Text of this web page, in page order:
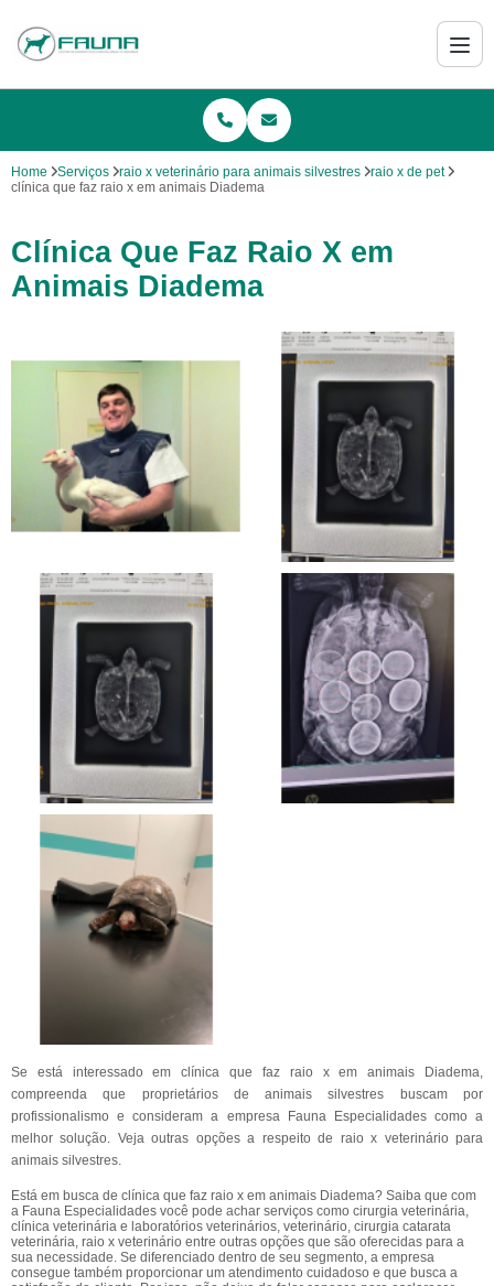
Home Serviços raio x veterinário para animais silvestres
raio x de pet
clínica que faz raio x em animais Diadema
Clínica Que Faz Raio X em
Animais Diadema
Se está interessado em clínica que faz raio x em animais Diadema,
compreenda que proprietários de animais silvestres buscam por
profissionalismo e consideram a empresa Fauna Especialidades como a
melhor solução. Veja outras opções a respeito de raio x veterinário para
animais silvestres.
Está em busca de clínica que faz raio x em animais Diadema? Saiba que com
a Fauna Especialidades você pode achar serviços como cirurgia veterinária,
clínica veterinária e laboratórios veterinários, veterinário, cirurgia catarata
veterinária, raio x veterinário entre outras opções que são oferecidas para a
sua necessidade. Se diferenciado dentro de seu segmento, a empresa
consegue também proporcionar um atendimento cuidadoso e que busca a